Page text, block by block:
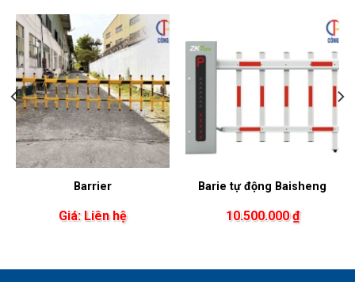
Barrier
Giá: Liên hệ
Barie tự động Baisheng
10.500.000₫